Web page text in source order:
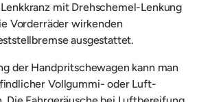
mit Drehschemel-Lenkung
Vorderräder wirkenden
ausgestattet.
der Handpritschewagen kann man
Vollgummi- oder Luft-